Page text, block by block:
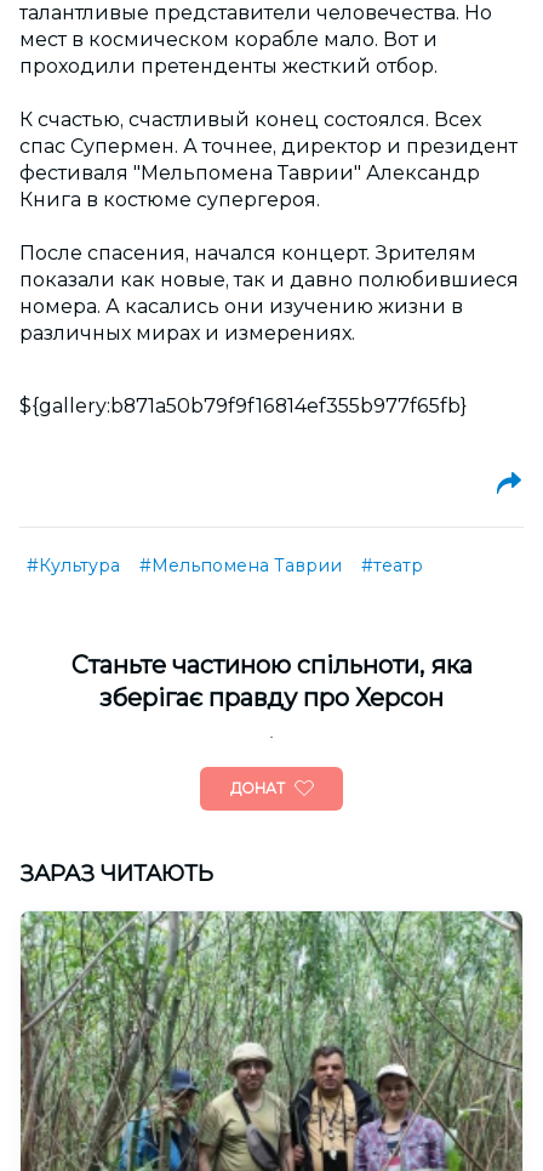
талантливые представители человечества. Но
мест в космическом корабле мало. Вот и
проходили претенденты жесткий отбор.
К счастью, счастливый конец состоялся. Всех
спас Супермен. А точнее, директор и президент
фестиваля "Мельпомена Таврии" Александр
Книга в костюме супергероя.
После спасения, начался концерт. Зрителям
показали как новые, так и давно полюбившиеся
номера. А касались они изучению жизни в
различных мирах и измерениях.
${gallery:b871a50b79f9f16814ef355b977f65fb}
#Культура #Мельпомена Таврии #театр
Cтаньте частиною спільноти, яка
зберігає правду про Херсон
ДОНАТ
ЗАРАЗ ЧИТАЮТЬ